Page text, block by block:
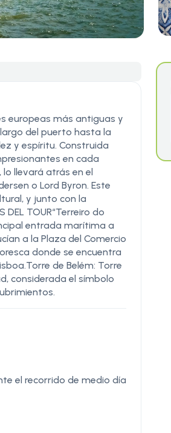
europeas más antiguas y
del puerto hasta la
y espíritu. Construida
en cada
llevará atrás en el
o Lord Byron. Este
y junto con la
TOUR“Terreiro do
entrada marítima a
a la Plaza del Comercio
donde se encuentra
de Belém: Torre
considerada el símbolo
el recorrido de medio día